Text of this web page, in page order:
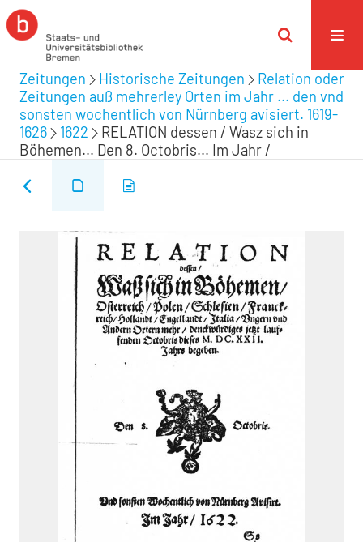
Zeitungen Historische Zeitungen
Relation oder
Zeitungen auß mehrerley Orten im Jahr ... den vnd
sonsten wochentlich von Nürnberg avisiert. 1619-
1626
1622
RELATION dessen / Wasz sich in
Böhemen... Den 8. Octobris... Im Jahr /